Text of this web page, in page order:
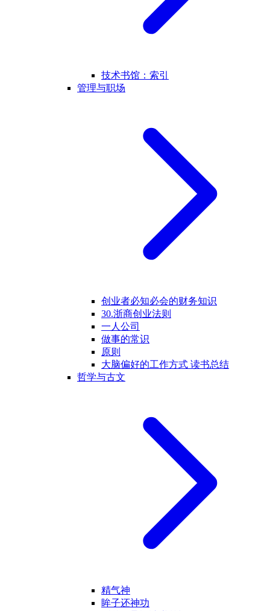
技术书馆：索引
管理与职场
创业者必知必会的财务知识
30.浙商创业法则
一人公司
做事的常识
原则
大脑偏好的工作方式 读书总结
哲学与古文
精气神
眸子还神功